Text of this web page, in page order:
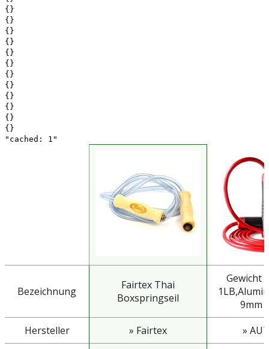
{}
{}
{}
{}
{}
{}
{}
{}
{}
{}
{}
{}
"cached: 1"
Bezeichnung
Fairtex Thai
Boxspringseil
Gewicht
9mm
Hersteller
» Fairtex »